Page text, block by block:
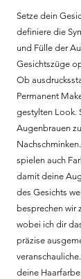
Setze dein
definiere die
und Fülle der
Gesichtszüge
Ob
Permanent
gestylten Look.
Augenbrauen
spielen auch
damit deine
des Gesichts
besprechen wir
wobei ich dir
präzise
deine